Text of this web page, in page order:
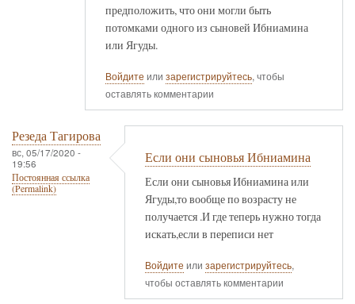
предположить, что они могли быть
потомками одного из сыновей Ибниамина
или Ягуды.
Войдите или зарегистрируйтесь, чтобы
оставлять комментарии
Резеда Тагирова
вс, 05/17/2020 -
19:56
Постоянная ссылка
(Permalink)
Если они сыновья Ибниамина
Если они сыновья Ибниамина или
Ягуды,то вообще по возрасту не
получается .И где теперь нужно тогда
искать,если в переписи нет
Войдите или зарегистрируйтесь,
чтобы оставлять комментарии